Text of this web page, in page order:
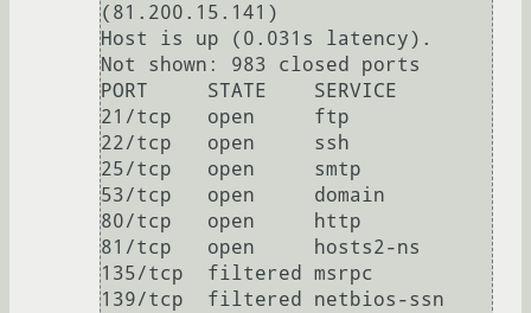
(81.200.15.141)
Host is up (0.031s latency).
Not shown: 983 closed ports
PORT     STATE    SERVICE
21/tcp   open     ftp
22/tcp   open     ssh
25/tcp   open     smtp
53/tcp   open     domain
80/tcp   open     http
81/tcp   open     hosts2-ns
135/tcp  filtered msrpc
139/tcp  filtered netbios-ssn